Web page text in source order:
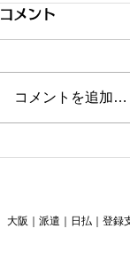
令和7年 年末
する所得税は、
給与から 差し引
り、差し引いた
所得が確定する
コメント
コメントを追加…
大阪｜派遣｜日払｜登録